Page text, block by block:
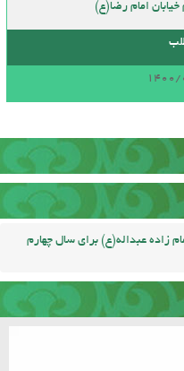
امام رضا(ع)
زاده عبداله(ع) برای سال چهارم